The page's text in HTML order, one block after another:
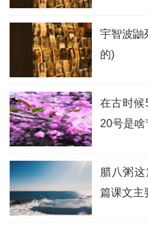
宇智波鼬
的)
在古时候
20号是啥
腊八粥
篇课文主